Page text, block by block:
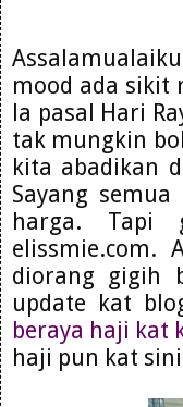
mood ada sikit
la pasal Hari
tak mungkin
kita abadikan
Sayang
harga. Tapi
elissmie.com.
diorang gigih
update kat
beraya haji kat
haji pun kat